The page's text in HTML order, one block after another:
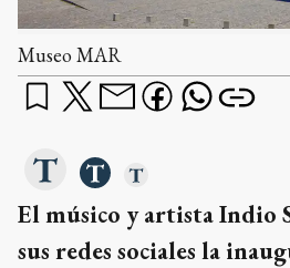
Museo MAR
El músico y artista Indio
sus redes sociales la